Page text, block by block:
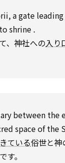
a gate leading
shrine .
、神社への入り
between the
space of the
ている俗世と神
す。